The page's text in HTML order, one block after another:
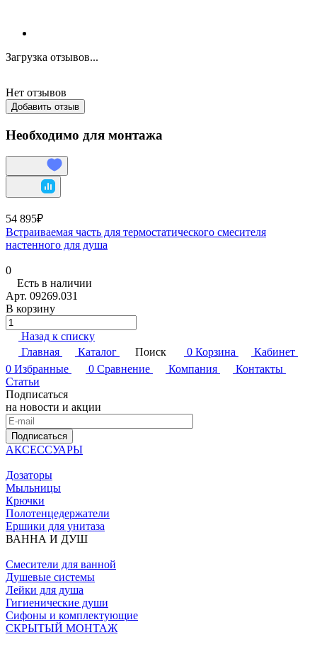
Загрузка отзывов...
Нет отзывов
Добавить отзыв
Необходимо для монтажа
54 895₽
Встраиваемая часть для термостатического смесителя
настенного для душа
0
Есть в наличии
Арт. 09269.031
В корзину
Назад к списку
Главная
Каталог Поиск 0 Корзина
Кабинет
0 Избранные 0 Сравнение Компания
Контакты
Статьи
Подписаться
на новости и акции
Подписаться
АКСЕССУАРЫ
Дозаторы
Мыльницы
Крючки
Полотенцедержатели
Ершики для унитаза
ВАННА И ДУШ
Смесители для ванной
Душевые системы
Лейки для душа
Гигиенические души
Сифоны и комплектующие
СКРЫТЫЙ МОНТАЖ